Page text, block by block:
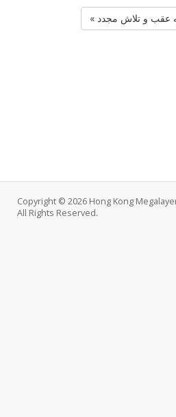
عقب و تلاش مجدد
Copyright © 2026 Hong Kong
All Rights Reserved.